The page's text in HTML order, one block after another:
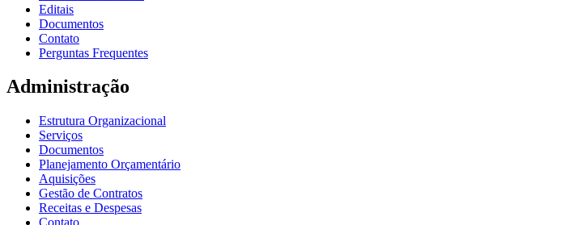
Editais
Documentos
Contato
Perguntas Frequentes
Administração
Estrutura Organizacional
Serviços
Documentos
Planejamento Orçamentário
Aquisições
Gestão de Contratos
Receitas e Despesas